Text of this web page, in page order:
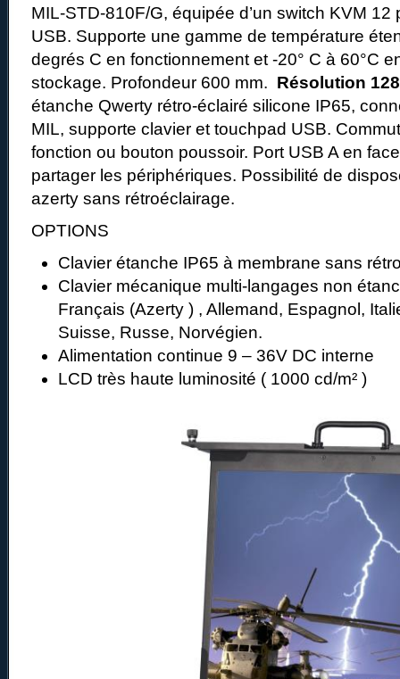
MIL-STD-810F/G, équipée d’un switch KVM 12
USB. Supporte une gamme de température
degrés C en fonctionnement et -20° C à 60°C
stockage. Profondeur 600 mm. Résolution
étanche Qwerty rétro-éclairé silicone IP65,
MIL, supporte clavier et touchpad USB.
fonction ou bouton poussoir. Port USB A en
partager les périphériques. Possibilité de
azerty sans rétroéclairage.
OPTIONS
Clavier étanche IP65 à membrane sans
Clavier mécanique multi-langages non
Français (Azerty ) , Allemand, Espagnol,
Suisse, Russe, Norvégien.
Alimentation continue 9 – 36V DC interne
LCD très haute luminosité ( 1000 cd/m² )